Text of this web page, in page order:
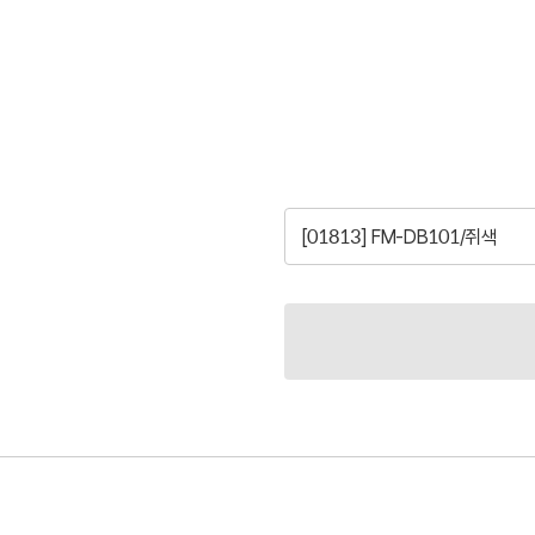
[01813] FM-DB101/쥐색